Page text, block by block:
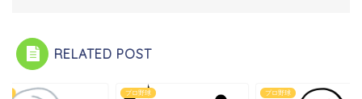
RELATED POST
プロ野球 プロ野球